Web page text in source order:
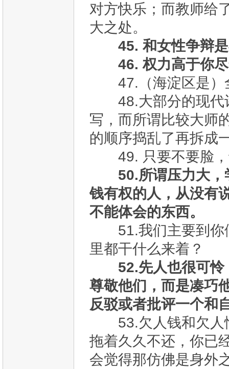
对方快乐；而教师给
大之处。
45. 和女性争辩
46. 权力高于你
47.（海淀区是
48.大部分的现代
写，而所谓比较大师
的顺序捣乱了再拆成
49. 只要不要脸，
50.所谓压力大
钱有权的人，从没有
不能体会的东西。
51.我们主要到你
里都干什么来着？
52.先人也很可
尊敬他们，而是凑巧
反驳或者批评一个和
53.欠人钱和欠
拖着久久不还，你已
会觉得那仿佛是身外